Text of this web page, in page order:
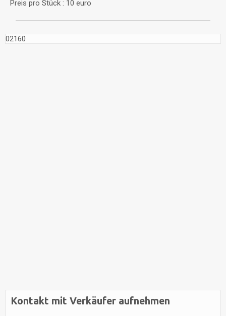
Preis pro Stück : 10 euro
02160
Kontakt mit Verkäufer aufnehmen